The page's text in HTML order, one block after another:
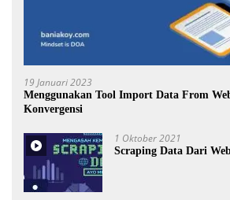
19 Januari 2023
Menggunakan Tool Import Data From
Konvergensi
1 Oktober 2021
Scraping Data Dari